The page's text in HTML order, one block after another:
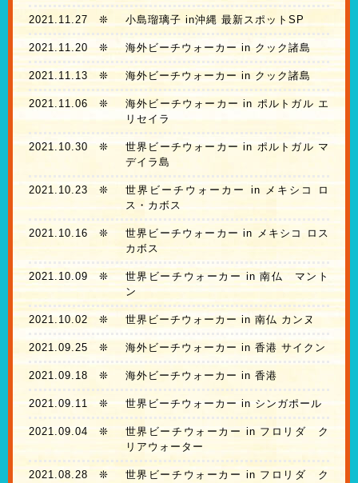
2021.11.27 ❊ 小島瑠璃子 in沖縄 最新スポットSP
2021.11.20❊ 海外ビーチウォーカー in クック諸島
2021.11.13 ❊ 海外ビーチウォーカー in クック諸島
2021.11.06 ❊
海外ビーチウォーカー in ポルトガル エ
リセイラ
2021.10.30 ❊
世界ビーチウォーカー in ポルトガル マ
デイラ島
2021.10.23 ❊
世界ビーチウォーカー in メキシコ ロ
ス・カボス
2021.10.16 ❊
世界ビーチウォーカー in メキシコ ロス
カボス
2021.10.09❊
世界ビーチウォーカー in 南仏 マント
ン
2021.10.02 ❊ 世界ビーチウォーカー in 南仏 カンヌ
2021.09.25 ❊ 海外ビーチウォーカー in 香港 サイクン
2021.09.18 ❊ 海外ビーチウォーカー in 香港
2021.09.11❊ 世界ビーチウォーカー in シンガポール
2021.09.04 ❊
世界ビーチウォーカー in フロリダ ク
リアウォーター
2021.08.28 ❊
世界ビーチウォーカー in フロリダ ク